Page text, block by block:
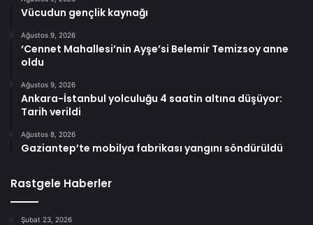
Vücudun gençlik kaynağı
Ağustos 9, 2026
‘Cennet Mahallesi’nin Ayşe’si Belemir Temizsoy anne
oldu
Ağustos 9, 2026
Ankara-İstanbul yolculuğu 4 saatin altına düşüyor:
Tarih verildi
Ağustos 8, 2026
Gaziantep’te mobilya fabrikası yangını söndürüldü
Rastgele Haberler
Şubat 23, 2026